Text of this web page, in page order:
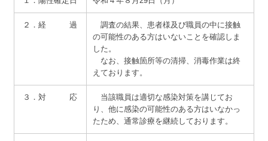
２．経 過
調査の結果、患者様及び職員の中に接触
の可能性のある方はいないことを確認しま
した。
なお、接触箇所等の清掃、消毒作業は終
えております。
３．対 応
当該職員は適切な感染対策を講じてお
り、他に感染の可能性のある方はいなかっ
たため、通常診療を継続しております。